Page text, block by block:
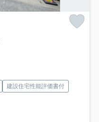
建設住宅性能評価書付